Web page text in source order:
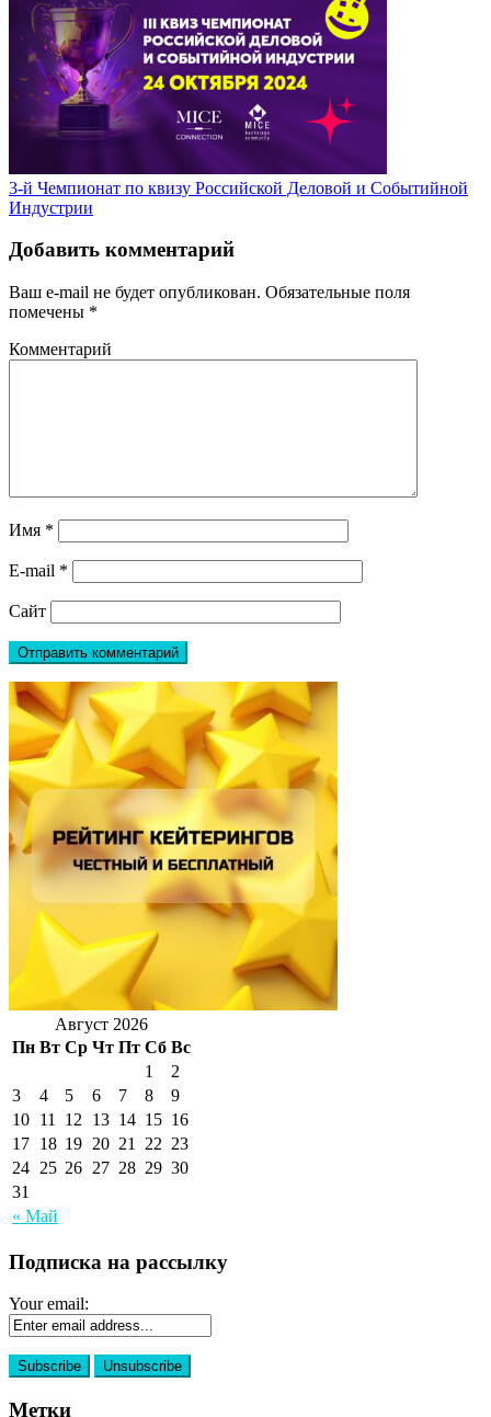
3-й Чемпионат по квизу Российской Деловой и Событийной
Индустрии
Добавить комментарий
Ваш e-mail не будет опубликован. Обязательные поля
помечены *
Комментарий
Имя *
E-mail *
Сайт
Август 2026
Пн Вт Ср Чт Пт Сб Вс
« Май
1
2
3
4 5 6 7 8
9
10 11 12 13 14 15 16
17 18 19 20 21 22 23
24 25 26 27 28 29 30
31
Подписка на рассылку
Your email:
Метки